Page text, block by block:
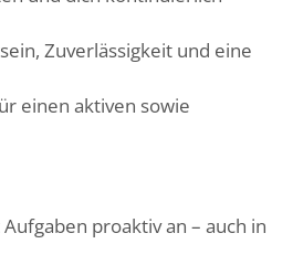
Zuverlässigkeit und eine
einen aktiven sowie
proaktiv an – auch in